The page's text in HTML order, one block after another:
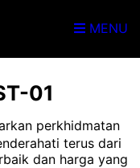
MENU
01
perkhidmatan
terus dari
dan harga yang